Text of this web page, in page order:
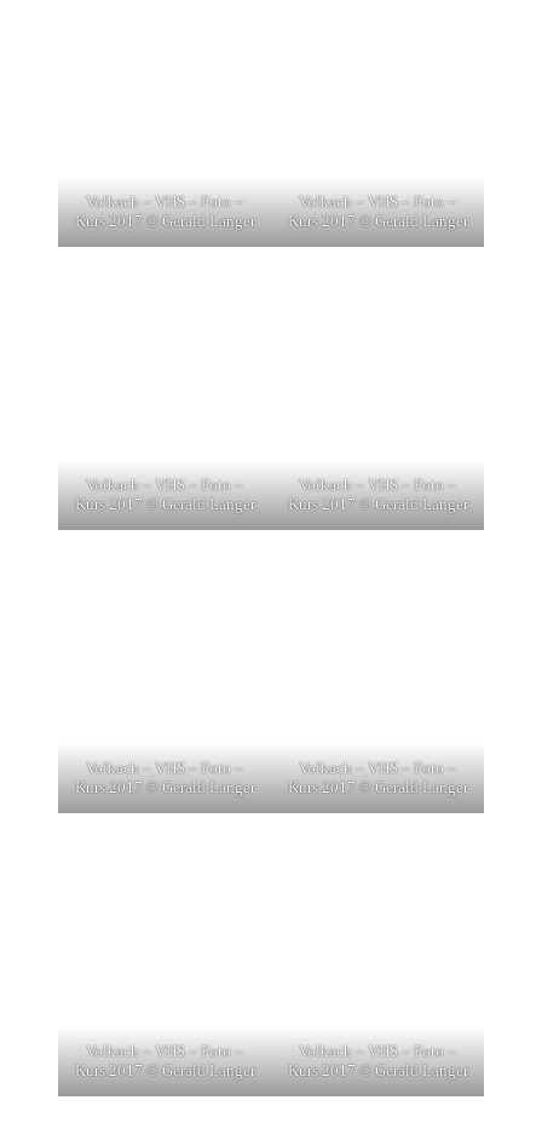
Volkach – VHS – Foto –
Kurs 2017 © Gerald Langer
Volkach – VHS – Foto –
Kurs 2017 © Gerald Langer
Volkach – VHS – Foto –
Kurs 2017 © Gerald Langer
Volkach – VHS – Foto –
Kurs 2017 © Gerald Langer
Volkach – VHS – Foto –
Kurs 2017 © Gerald Langer
Volkach – VHS – Foto –
Kurs 2017 © Gerald Langer
Volkach – VHS – Foto –
Kurs 2017 © Gerald Langer
Volkach – VHS – Foto –
Kurs 2017 © Gerald Langer